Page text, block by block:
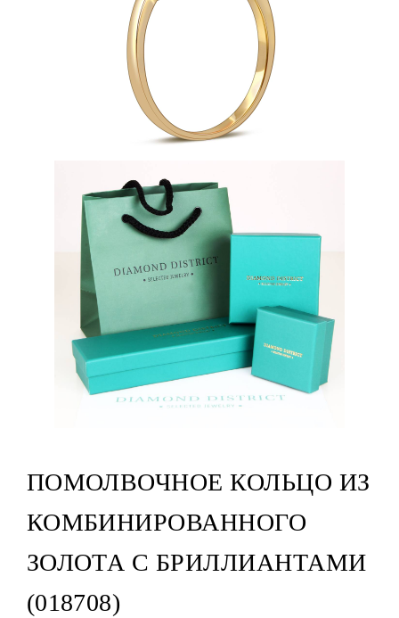
ПОМОЛВОЧНОЕ КОЛЬЦО ИЗ
КОМБИНИРОВАННОГО
ЗОЛОТА С БРИЛЛИАНТАМИ
(018708)